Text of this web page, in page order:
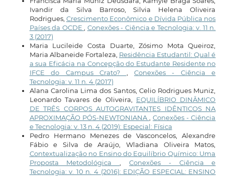
Ivandir da Silva Barroso, Silvia Helena Oliveira
Rodrigues, Crescimento Econômico e Dívida Pública nos
Países da OCDE
Conexões - Ciência e Tecnologia: v. 11 n.
3 (2017)
Maria Lucileide Costa Duarte, Zósimo Mota Queiroz,
Maria Albaneide Fortaleza, Residência Estudantil: Qual é
a sua Eficácia na Concepção do Estudante Residente no
IFCE do Campus Crato?
Conexões - Ciência e
Tecnologia: v. 11 n. 4 (2017)
Alana Carolina Lima dos Santos, Celio Rodrigues Muniz,
Leonardo Tavares de Oliveira, EQUILÍBRIO DINÂMICO
DE TRÊS CORPOS AUTOGRAVITANTES IDÊNTICOS NA
APROXIMAÇÃO PÓS-NEWTONIANA
,Conexões - Ciência
e Tecnologia: v. 13 n. 4 (2019): Especial: Física
Pedro Hermano Menezes de Vasconcelos, Alexandre
Fábio e Silva de Araújo, Wladiana Oliveira Matos,
Contextualização no Ensino do Equilíbrio Químico: Uma
Proposta Metodológica
Conexões - Ciência e
Tecnologia: v. 10 n. 4 (2016): EDIÇÃO ESPECIAL: ENSINO